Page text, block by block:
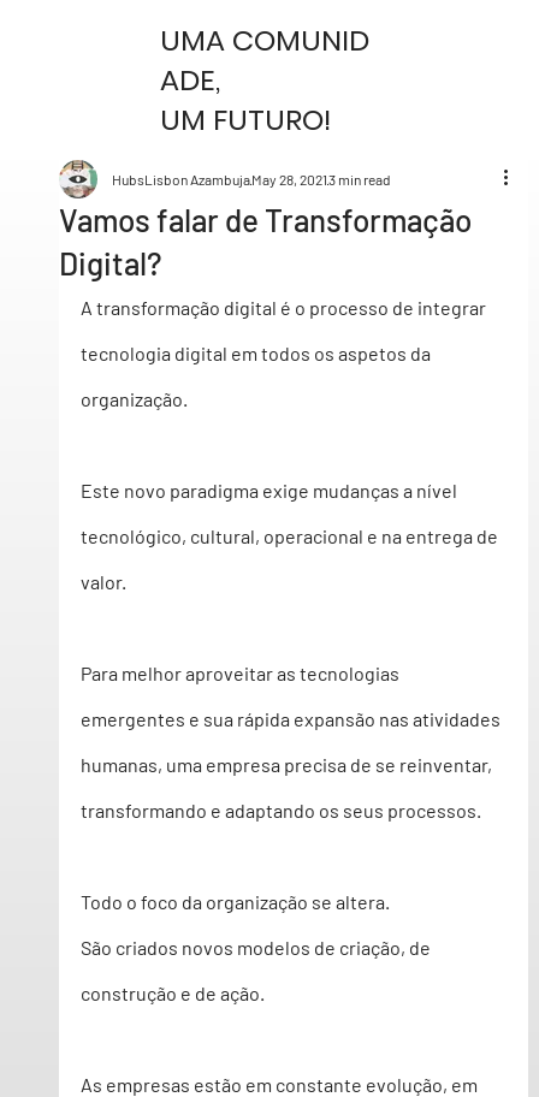
UMA COMUNID
ADE,
UM FUTURO!
Vamos falar de Transformação
Digital?
HubsLisbon AzambujaMay 28, 20213 min read
A transformação digital é o processo de integrar
tecnologia digital em todos os aspetos da
organização.
Este novo paradigma exige mudanças a nível
tecnológico, cultural, operacional e na entrega de
valor.
Para melhor aproveitar as tecnologias
emergentes e sua rápida expansão nas atividades
humanas, uma empresa precisa de se reinventar,
transformando e adaptando os seus processos.
Todo o foco da organização se altera.
São criados novos modelos de criação, de
construção e de ação.
As empresas estão em constante evolução, em